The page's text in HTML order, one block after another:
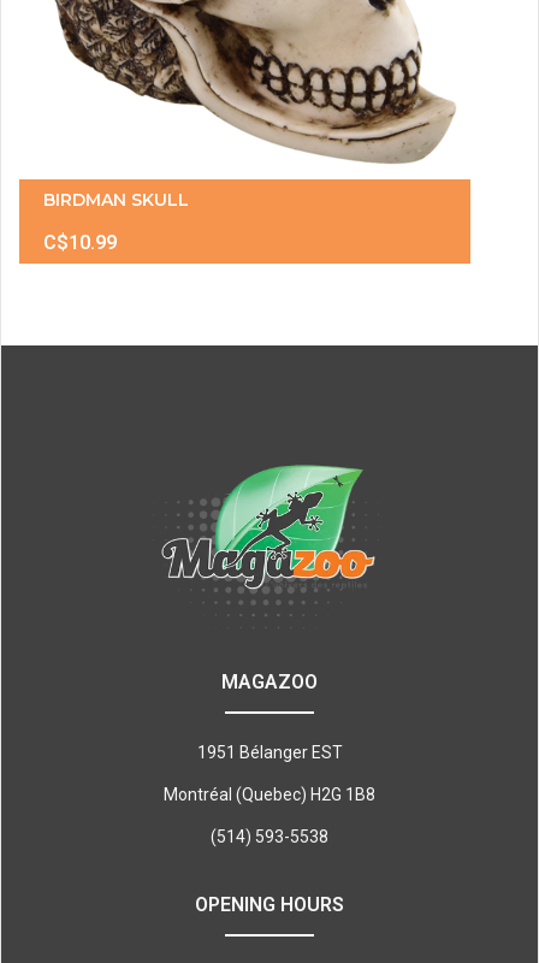
BIRDMAN SKULL
C$10.99
MAGAZOO
1951 Bélanger EST
Montréal (Quebec) H2G 1B8
(514) 593-5538
OPENING HOURS